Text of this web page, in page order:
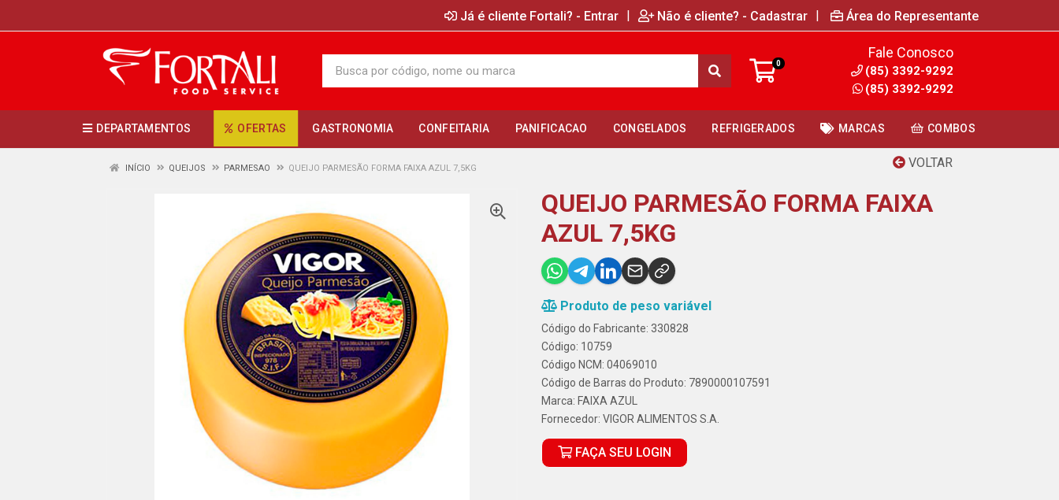
Já é cliente Fortali? - Entrar | Não é cliente? - Cadastrar | Área do Representante
0
Fale Conosco
(85) 3392-9292
(85) 3392-9292
DEPARTAMENTOS OFERTAS GASTRONOMIA CONFEITARIA PANIFICACAO CONGELADOS REFRIGERADOS MARCAS COMBOS
VOLTAR
INÍCIO QUEIJOS PARMESAO QUEIJO PARMESÃO FORMA FAIXA AZUL 7,5KG
QUEIJO PARMESÃO FORMA FAIXA
AZUL 7,5KG
Produto de peso variável
Código do Fabricante: 330828
Código: 10759
Código NCM: 04069010
Código de Barras do Produto: 7890000107591
Marca: FAIXA AZUL
Fornecedor: VIGOR ALIMENTOS S.A.
FAÇA SEU LOGIN